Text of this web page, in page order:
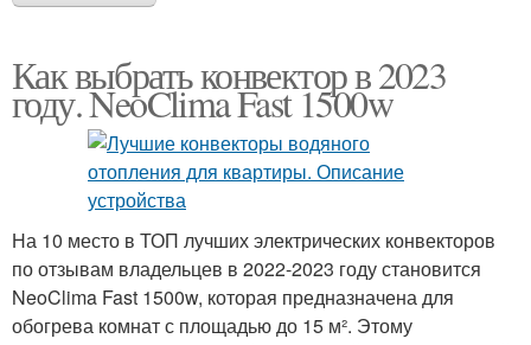
Как выбрать конвектор в 2023
году. NeoClima Fast 1500w
На 10 место в ТОП лучших электрических конвекторов
по отзывам владельцев в 2022-2023 году становится
NeoClima Fast 1500w, которая предназначена для
обогрева комнат с площадью до 15 м². Этому